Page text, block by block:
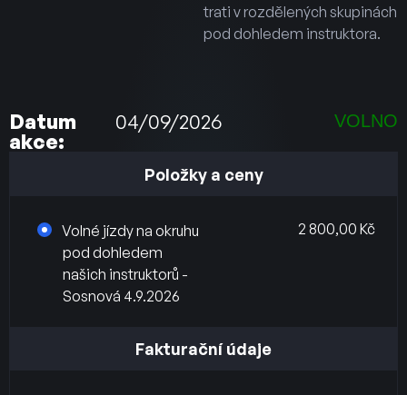
trati v rozdělených skupinách
pod dohledem instruktora.
Datum
akce:
04/09/2026 VOLNO
Položky a ceny
Volné jízdy na okruhu
pod dohledem
našich instruktorů -
Sosnová 4.9.2026
2 800,00 Kč
Fakturační údaje